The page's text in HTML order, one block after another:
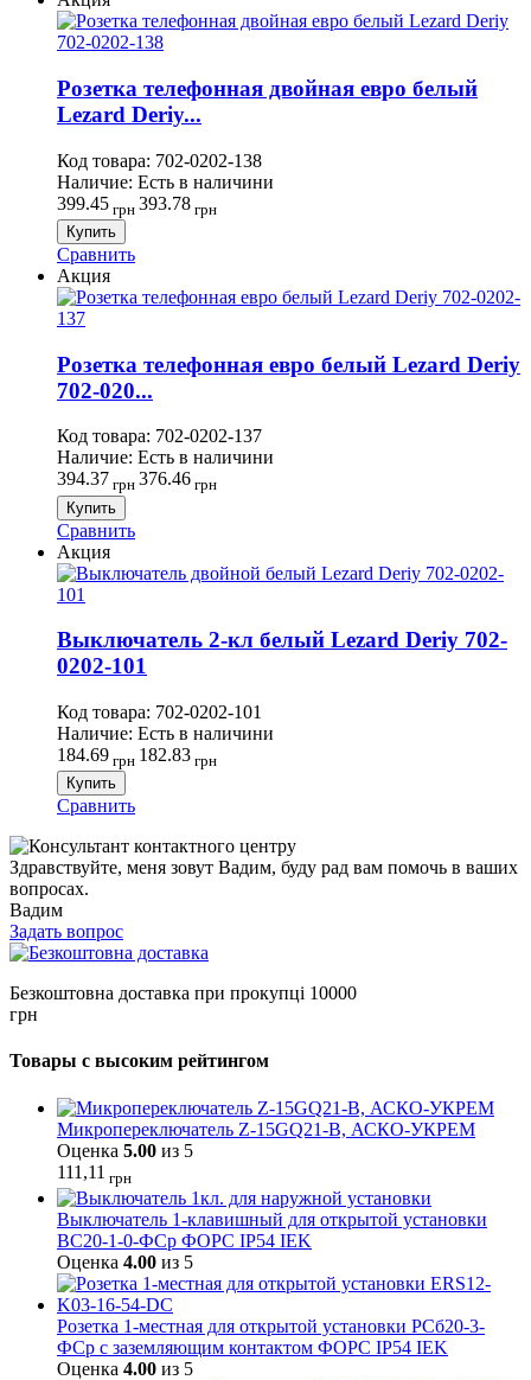
Розетка телефонная двойная евро белый
Lezard Deriy...
Код товара: 702-0202-138
Наличие: Есть в наличини
399.45 грн 393.78 грн
Купить
Сравнить
Акция
Розетка телефонная евро белый Lezard Deriy
702-020...
Код товара: 702-0202-137
Наличие: Есть в наличини
394.37 грн 376.46 грн
Купить
Сравнить
Акция
Выключатель 2-кл белый Lezard Deriy 702-
0202-101
Код товара: 702-0202-101
Наличие: Есть в наличини
184.69 грн 182.83 грн
Купить
Сравнить
Здравствуйте, меня зовут Вадим, буду рад вам помочь в ваших
вопросах.
Вадим
Задать вопрос
Безкоштовна доставка при прокупці 10000
грн
Товары с высоким рейтингом
Микропереключатель Z-15GQ21-B, АСКО-УКРЕМ
Оценка 5.00 из 5
111,11 грн
Выключатель 1-клавишный для открытой установки
ВС20-1-0-ФСр ФОРС IP54 IEK
Оценка 4.00 из 5
Розетка 1-местная для открытой установки РСб20-3-
ФСр с заземляющим контактом ФОРС IP54 IEK
Оценка 4.00 из 5